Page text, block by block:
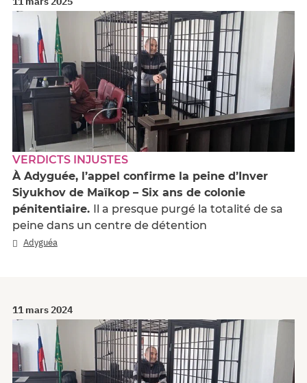
VERDICTS INJUSTES
À Adyguée, l’appel confirme la peine d’Inver
Siyukhov de Maïkop – Six ans de colonie
pénitentiaire. Il a presque purgé la totalité de sa
peine dans un centre de détention
Adyguéa
11 mars 2024